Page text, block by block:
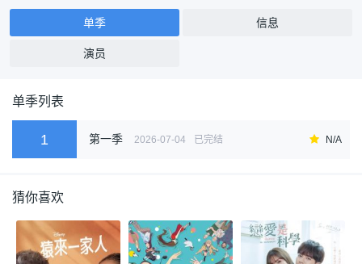
单季 信息
演员
单季列表
1 第一季 2026-07-04 已完结 N/A
猜你喜欢